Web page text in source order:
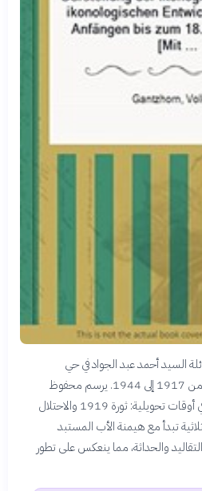
السيد أحمد عبد الجواد في حي
الجمالية بالقاهرة خلال الفترة من 1917 إلى 1944. يرسم محفوظ
صورة حية للمجتمع المصري في أوقات تحويلية: ثورة 1919 والاحتلال
تبدأ مع هيمنة الأب المستبد
والحداثة، مما ينعكس على تطور